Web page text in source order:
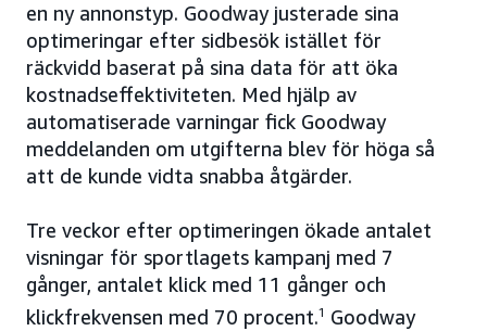
en ny annonstyp. Goodway justerade sina
optimeringar efter sidbesök istället för
räckvidd baserat på sina data för att öka
kostnadseffektiviteten. Med hjälp av
automatiserade varningar fick Goodway
meddelanden om utgifterna blev för höga så
att de kunde vidta snabba åtgärder.
Tre veckor efter optimeringen ökade antalet
visningar för sportlagets kampanj med 7
gånger, antalet klick med 11 gånger och
klickfrekvensen med 70 procent.1
Goodway